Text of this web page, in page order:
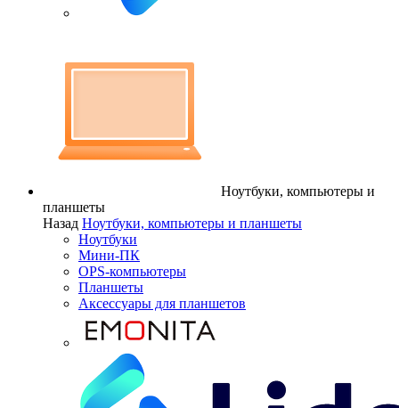
Ноутбуки, компьютеры и
планшеты
Назад Ноутбуки, компьютеры и планшеты
Ноутбуки
Мини-ПК
OPS-компьютеры
Планшеты
Аксессуары для планшетов